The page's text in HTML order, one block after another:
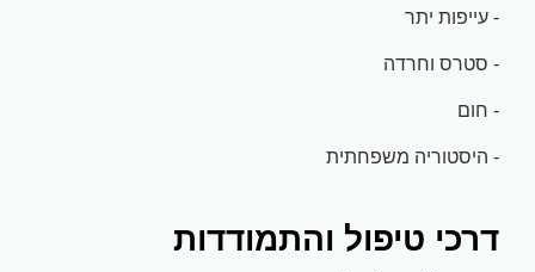
- עייפות יתר
- סטרס וחרדה
- חום
- היסטוריה משפחתית
דרכי טיפול והתמודדות